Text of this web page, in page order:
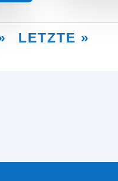
LETZTE »